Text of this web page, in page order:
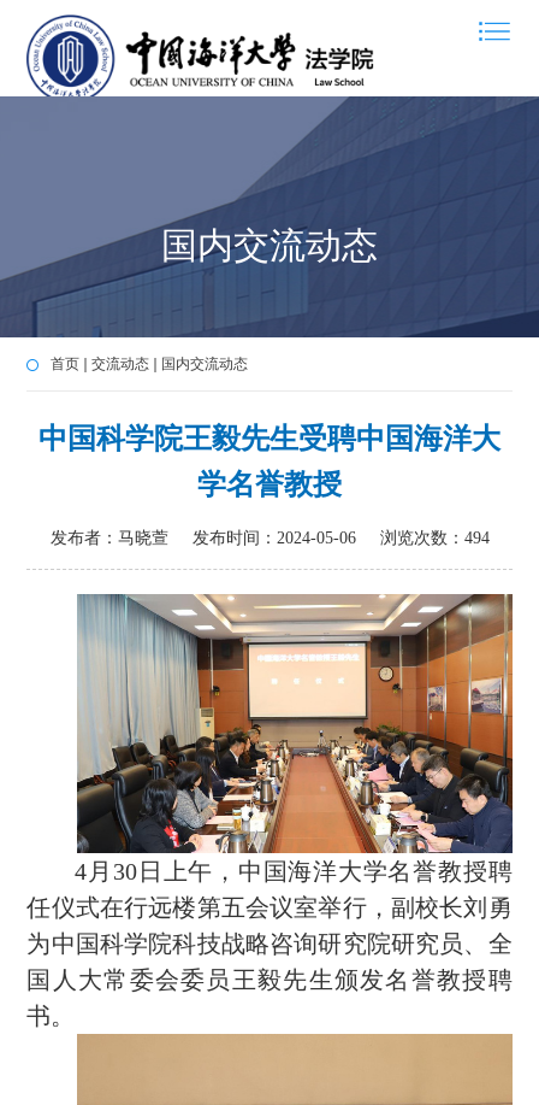
国内交流动态
首页 交流动态 国内交流动态
中国科学院王毅先生受聘中国海洋大
学名誉教授
发布者：马晓萱 发布时间：2024-05-06 浏览次数： 494
4月30日上午，中国海洋大学名誉教授聘
任仪式在行远楼第五会议室举行，副校长刘勇
为中国科学院科技战略咨询研究院研究员、全
国人大常委会委员王毅先生颁发名誉教授聘
书。